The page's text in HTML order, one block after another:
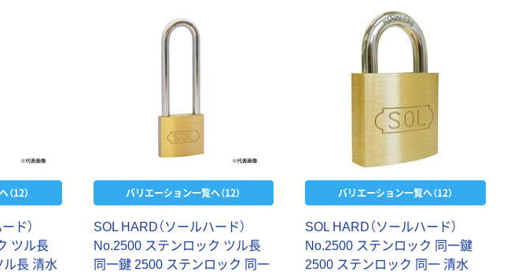
12）
ド）
ツル長
ル長 清水
バリエーション一覧へ（12）
SOL HARD（ソールハード）
No.2500 ステンロック ツル長
同一鍵 2500 ステンロック 同一
バリエーション一覧へ（12）
SOL HARD（ソールハード）
No.2500 ステンロック 同一鍵
2500 ステンロック 同一 清水